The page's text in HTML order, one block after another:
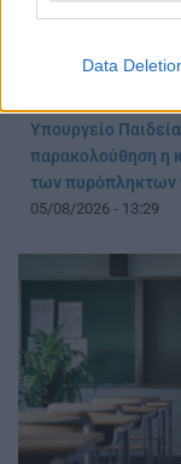
Data
Υπουργείο
παρακολούθηση η
των πυρόπληκτων
05/08/2026 - 13:29